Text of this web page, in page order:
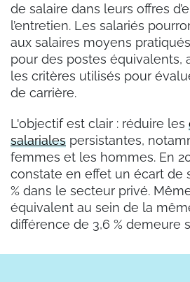
de salaire dans leurs offres
l’entretien. Les salariés
aux salaires moyens
pour des postes équivalents,
les critères utilisés pour
de carrière.
L'objectif est clair : réduire les
salariales persistantes,
femmes et les hommes. En
constate en effet un écart de
% dans le secteur privé.
équivalent au sein de la
différence de 3,6 % demeure